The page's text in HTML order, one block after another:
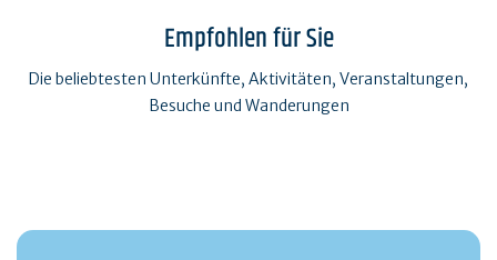
Empfohlen für Sie
Die beliebtesten Unterkünfte, Aktivitäten, Veranstaltungen,
Besuche und Wanderungen